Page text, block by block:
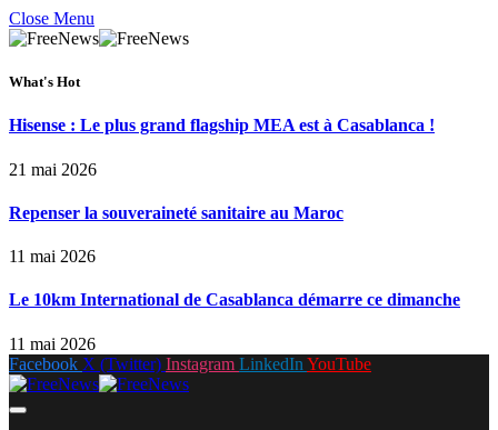
Close Menu
What's Hot
Hisense : Le plus grand flagship MEA est à Casablanca !
21 mai 2026
Repenser la souveraineté sanitaire au Maroc
11 mai 2026
Le 10km International de Casablanca démarre ce dimanche
11 mai 2026
Facebook X (Twitter) Instagram LinkedIn YouTube